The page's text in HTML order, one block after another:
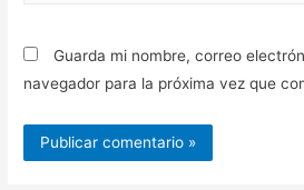
Guarda mi nombre, correo
navegador para la próxima vez que